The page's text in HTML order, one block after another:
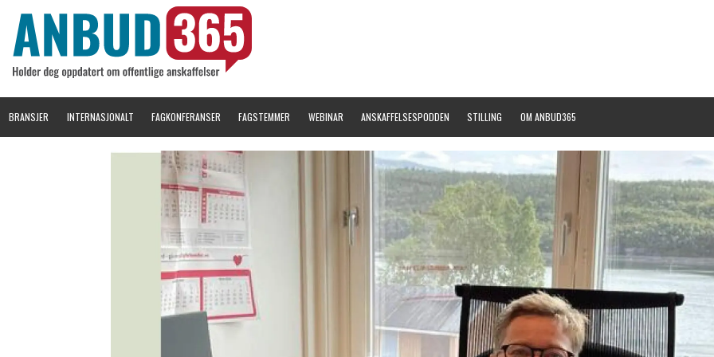
BRANSJER INTERNASJONALT FAGKONFERANSER FAGSTEMMER WEBINAR ANSKAFFELSESPODDEN STILLING OM ANBUD365